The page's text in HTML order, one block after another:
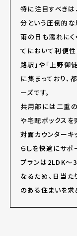
特に注目すべきは
分という圧倒的な
雨の日も濡れにく
てにおいて利便性
路駅」や「上野
に集まっており
ーズです。
共用部には二重
や宅配ボックスを
対面カウンターキ
らしを快適にサポ
プランは2LDK～
なるため、日当
のある住まいを求